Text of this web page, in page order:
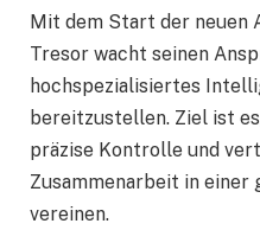
Mit dem Start der neuen
Tresor wacht seinen
hochspezialisiertes
bereitzustellen. Ziel ist
präzise Kontrolle und
Zusammenarbeit in einer
vereinen.